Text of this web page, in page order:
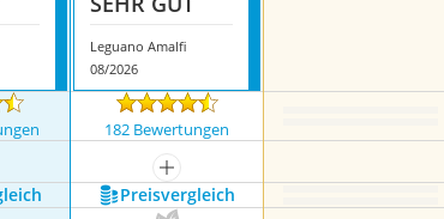
Leguano Amalfi
08/2026
182 Bewertungen
anzeigen
mehr anzeigen
Preis­vergleich